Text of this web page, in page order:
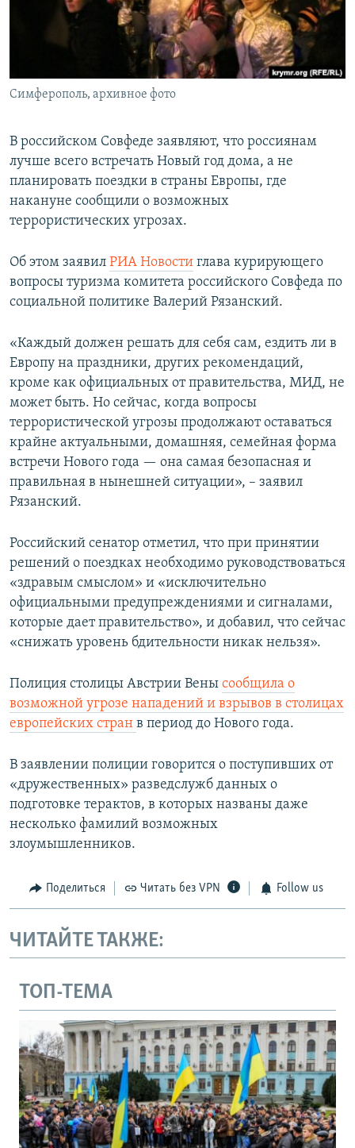
ПОБЕДИТЕЛЕЙ НЕ СУДЯТ?
КРЫМ.НЕПОКОРЕННЫЙ
УКРАИНСКАЯ ПРОБЛЕМА КРЫМА
ПРИСОЕДИНЯЙТЕСЬ!
Симферополь, архивное фото
В российском Совфеде заявляют, что россиянам
лучше всего встречать Новый год дома, а не
планировать поездки в страны Европы, где
накануне сообщили о возможных
террористических угрозах.
Об этом заявил РИА Новости глава курирующего
вопросы туризма комитета российского Совфеда по
социальной политике Валерий Рязанский.
«Каждый должен решать для себя сам, ездить ли в
Европу на праздники, других рекомендаций,
кроме как официальных от правительства, МИД, не
может быть. Но сейчас, когда вопросы
террористической угрозы продолжают оставаться
крайне актуальными, домашняя, семейная форма
встречи Нового года — она самая безопасная и
правильная в нынешней ситуации», – заявил
Рязанский.
Российский сенатор отметил, что при принятии
решений о поездках необходимо руководствоваться
«здравым смыслом» и «исключительно
официальными предупреждениями и сигналами,
которые дает правительство», и добавил, что сейчас
«снижать уровень бдительности никак нельзя».
Полиция столицы Австрии Вены сообщила о
возможной угрозе нападений и взрывов в столицах
европейских стран в период до Нового года.
В заявлении полиции говорится о поступивших от
«дружественных» разведслужб данных о
подготовке терактов, в которых названы даже
несколько фамилий возможных
злоумышленников.
Поделиться Читать без VPN Follow us
ЧИТАЙТЕ ТАКЖЕ:
ТОП-ТЕМА